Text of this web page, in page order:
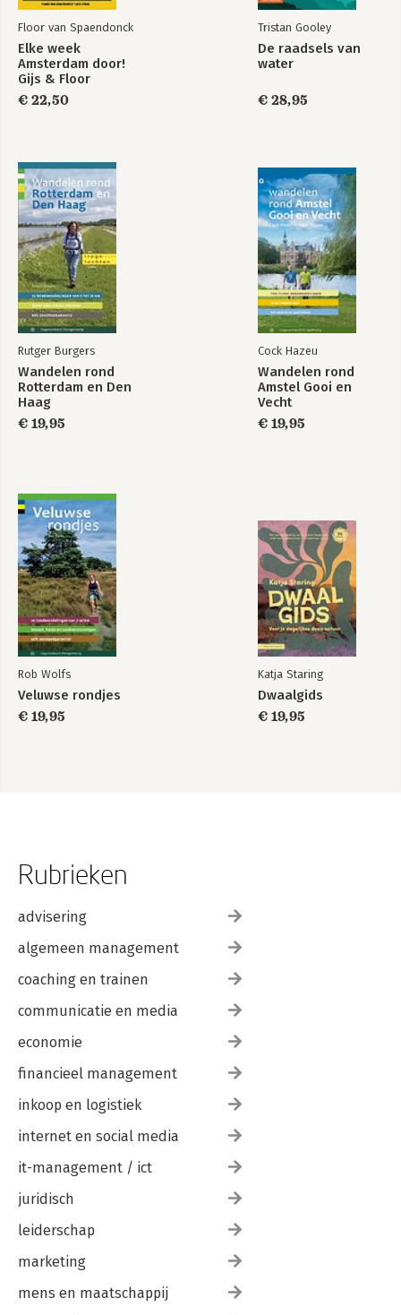
Floor van Spaendonck
Elke week
Amsterdam door!
Gijs & Floor
€ 22,50
Tristan Gooley
De raadsels van
water
€ 28,95
Rutger Burgers
Wandelen rond
Rotterdam en Den
Haag
€ 19,95
Cock Hazeu
Wandelen rond
Amstel Gooi en
Vecht
€ 19,95
Rob Wolfs
Veluwse rondjes
€ 19,95
Katja Staring
Dwaalgids
€ 19,95
Rubrieken
advisering
algemeen management
coaching en trainen
communicatie en media
economie
financieel management
inkoop en logistiek
internet en social media
it-management / ict
juridisch
leiderschap
marketing
mens en maatschappij